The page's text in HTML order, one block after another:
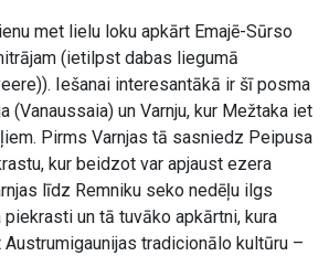
met lielu loku apkārt Emajē-Sūrso
(ietilpst dabas liegumā
Iešanai interesantākā ir šī posma
(Vanaussaia) un Varnju, kur Mežtaka iet
Pirms Varnjas tā sasniedz Peipusa
kur beidzot var apjaust ezera
līdz Remniku seko nedēļu ilgs
un tā tuvāko apkārtni, kura
tradicionālo kultūru –